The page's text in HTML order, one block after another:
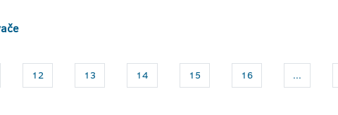
12 13 14 15 16 ...